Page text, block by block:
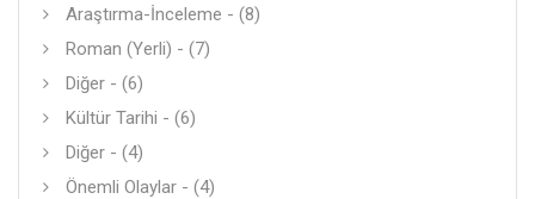
Araştırma-İnceleme - (8)
Roman (Yerli) - (7)
Diğer - (6)
Kültür Tarihi - (6)
Diğer - (4)
Önemli Olaylar - (4)